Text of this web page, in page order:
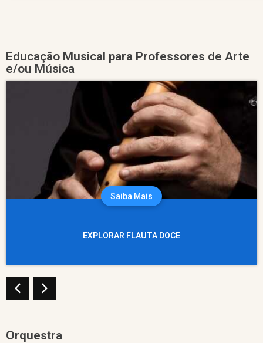
Educação Musical para Professores de Arte
e/ou Música
Saiba Mais
EXPLORAR FLAUTA DOCE
Orquestra